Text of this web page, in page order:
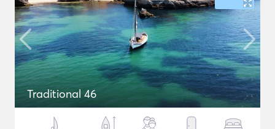
Traditional 46